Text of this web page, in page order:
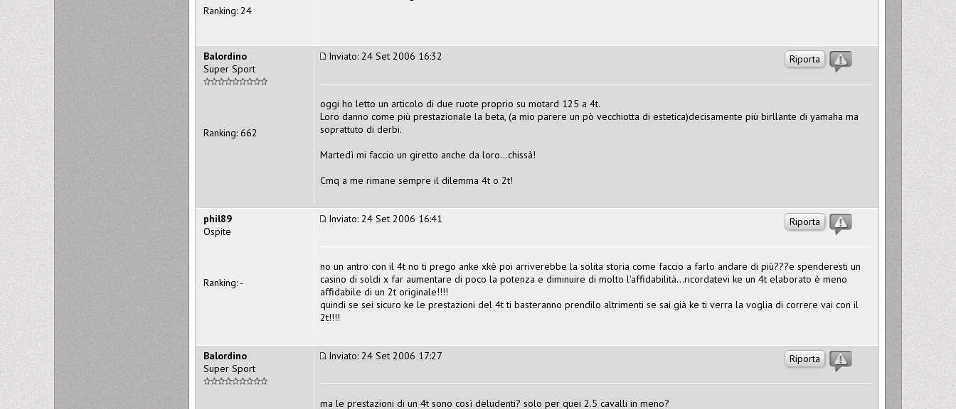
Ranking: 24
Riporta
Inviato: 24 Set 2006 16:32
oggi ho letto un articolo di due ruote proprio su motard 125 a 4t.
Loro danno come più prestazionale la beta, (a mio parere un pò vecchiotta di estetica)decisamente più birllante di yamaha ma
soprattuto di derbi.
Martedì mi faccio un giretto anche da loro...chissà!
Cmq a me rimane sempre il dilemma 4t o 2t!
Balordino
Super Sport
Ranking: 662
Riporta
Inviato: 24 Set 2006 16:41
no un antro con il 4t no ti prego anke xkè poi arriverebbe la solita storia come faccio a farlo andare di più???e spenderesti un
casino di soldi x far aumentare di poco la potenza e diminuire di molto l'affidabilità...ricordatevi ke un 4t elaborato è meno
affidabile di un 2t originale!!!!
quindi se sei sicuro ke le prestazioni del 4t ti basteranno prendilo altrimenti se sai già ke ti verra la voglia di correre vai con il
2t!!!!
phil89
Ospite
Ranking: -
Riporta
Inviato: 24 Set 2006 17:27
ma le prestazioni di un 4t sono così deludenti? solo per quei 2.5 cavalli in meno?
Balordino
Super Sport